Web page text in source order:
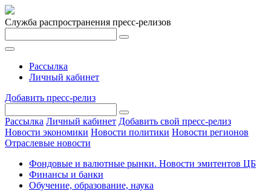
Служба распространения пресс-релизов
Рассылка
Личный кабинет
Добавить пресс-релиз
Рассылка Личный кабинет Добавить свой пресс-релиз
Новости экономики Новости политики Новости регионов
Отраслевые новости
Фондовые и валютные рынки. Новости эмитентов ЦБ
Финансы и банки
Обучение, образование, наука